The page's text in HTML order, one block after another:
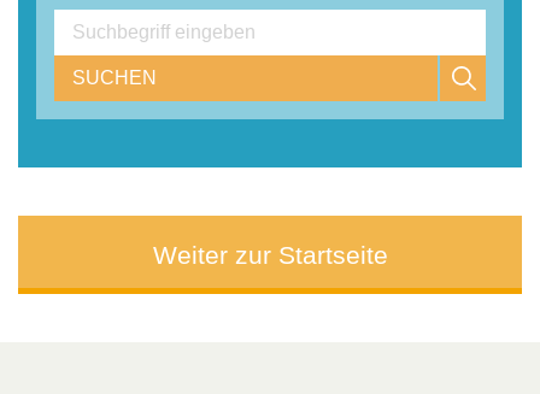
SUCHEN
Weiter zur Startseite